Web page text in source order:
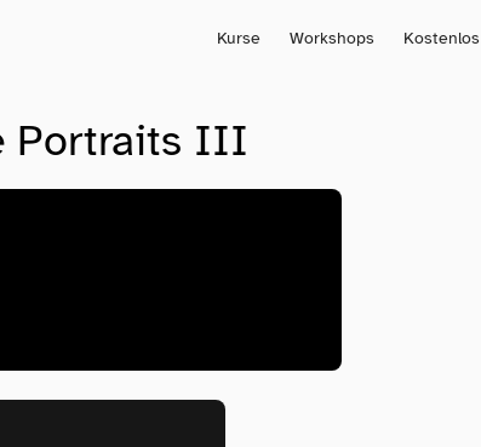
Kurse Workshops Kostenlos
Portraits III